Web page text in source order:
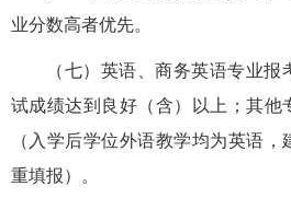
业分数高者优先。
（七）英语、商务英语专业
试成绩达到良好（含）以上；其他
（入学后学位外语教学均为英语
重填报）。